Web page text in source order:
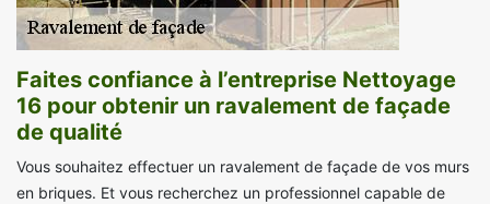
Faites confiance à l’entreprise Nettoyage
16 pour obtenir un ravalement de façade
de qualité
Vous souhaitez effectuer un ravalement de façade de vos murs
en briques. Et vous recherchez un professionnel capable de